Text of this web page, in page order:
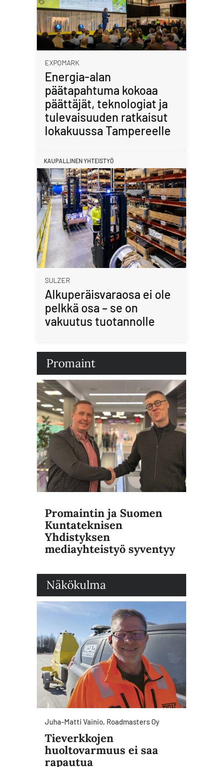
EXPOMARK
Energia-alan
päätapahtuma kokoaa
päättäjät, teknologiat ja
tulevaisuuden ratkaisut
lokakuussa Tampereelle
KAUPALLINEN YHTEISTYÖ
SULZER
Alkuperäisvaraosa ei ole
pelkkä osa – se on
vakuutus tuotannolle
Promaint
Promaintin ja Suomen
Kuntateknisen
Yhdistyksen
mediayhteistyö syventyy
Näkökulma
Juha-Matti Vainio, Roadmasters Oy
Tieverkkojen
huoltovarmuus ei saa
rapautua